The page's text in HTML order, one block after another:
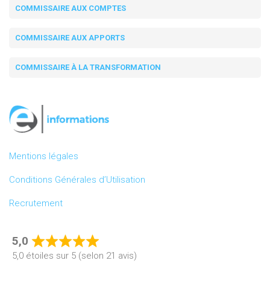
COMMISSAIRE AUX COMPTES
COMMISSAIRE AUX APPORTS
COMMISSAIRE À LA TRANSFORMATION
Mentions légales
Conditions Générales d’Utilisation
Recrutement
5,0
Rated
5,0
5,0 étoiles sur 5 (selon 21 avis)